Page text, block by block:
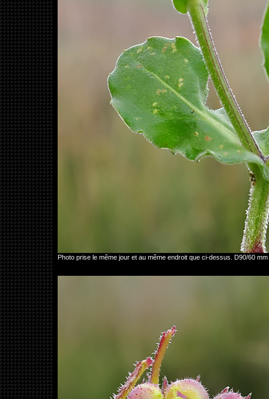
Photo prise le même jour et au même endroit que ci-dessus. D90/60